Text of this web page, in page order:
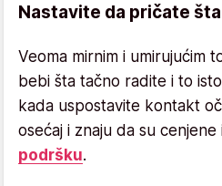
Nastavite da pričate
Veoma mirnim i umirujućim
bebi šta tačno radite i to
kada uspostavite kontakt
osećaj i znaju da su
podršku.